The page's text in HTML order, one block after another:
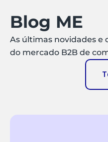
Blog ME
As últimas novidades e
do mercado B2B de